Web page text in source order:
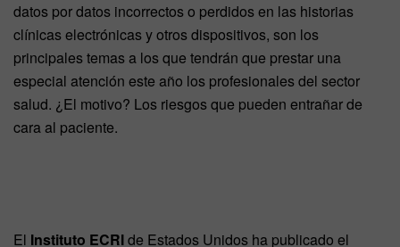
datos por datos incorrectos o perdidos en las historias
clínicas electrónicas y otros dispositivos, son los
principales temas a los que tendrán que prestar una
especial atención este año los profesionales del sector
salud. ¿El motivo? Los riesgos que pueden entrañar de
cara al paciente.
El Instituto ECRIde Estados Unidos ha publicado el